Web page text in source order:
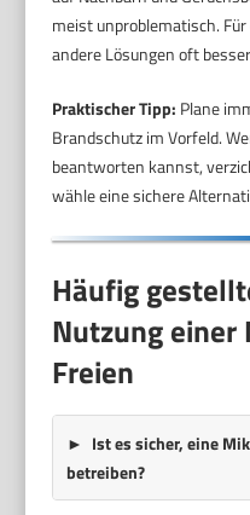
meist unproblematisch.
andere Lösungen oft
Praktischer Tipp: Plane
Brandschutz im Vorfeld.
beantworten kannst,
wähle eine sichere
Häufig
Nutzung
Freien
Ist es sicher, eine
betreiben?